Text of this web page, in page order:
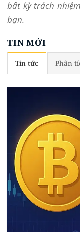
bất kỳ trách
bạn.
TIN MỚI
Tin tức Phân